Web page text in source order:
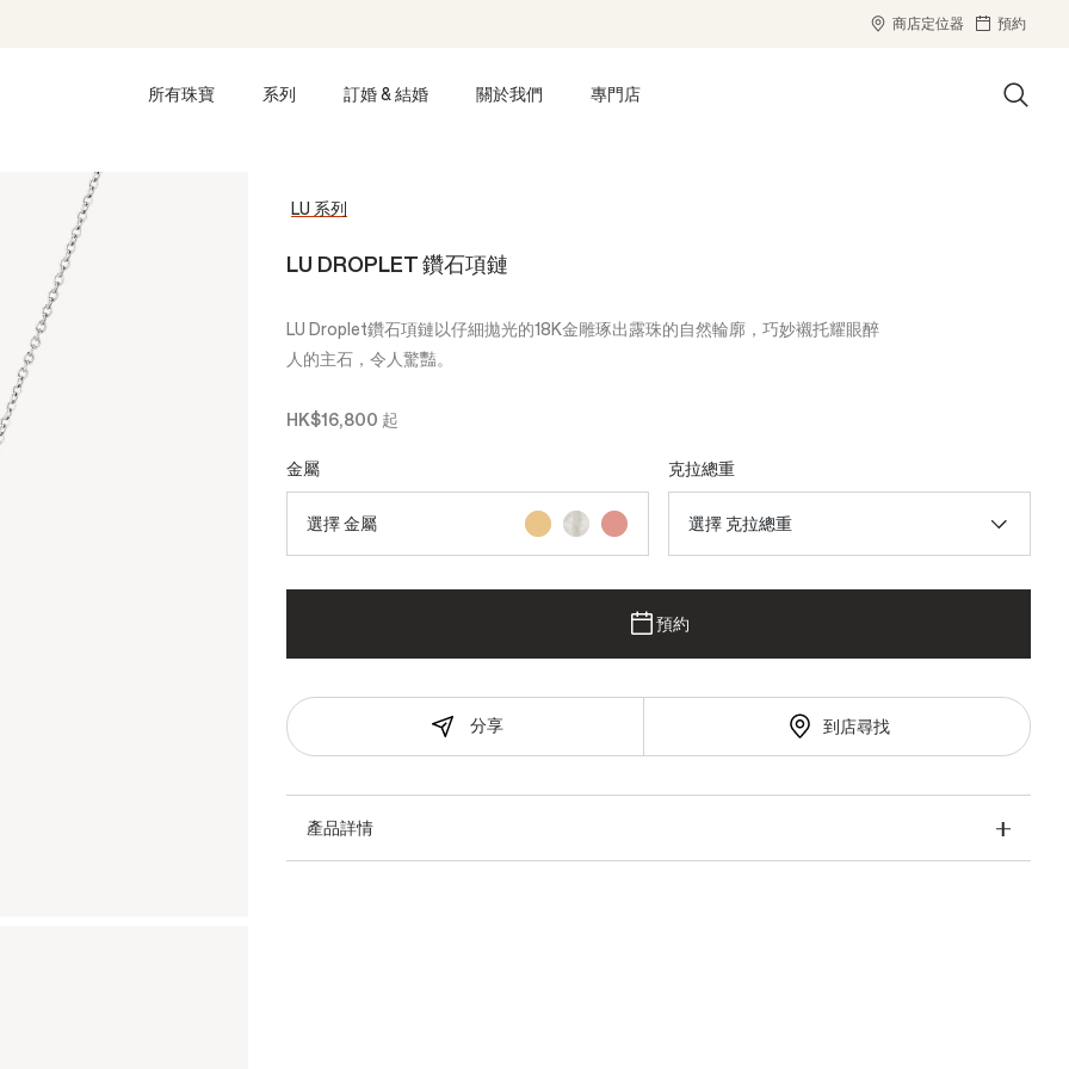
商店定位器 預約
所有珠寶 系列 訂婚 & 結婚 關於我們 專門店
LU 系列
LU DROPLET 鑽石項鏈
LU Droplet鑽石項鏈以仔細拋光的18K金雕琢出露珠的自然輪廓，巧妙襯托耀眼醉
人的主石，令人驚豔。
HK$16,800 起
金屬
選擇 金屬
克拉總重
選擇 克拉總重
預約
分享 到店尋找
產品詳情